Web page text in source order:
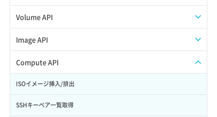
APIでVPSを作成する
API情報を確認する
Credential一覧取得
Credential作成
Credential削除
Credential詳細取得
サブユーザーからロールを紐づけ解除
Volume API
スナップショット一覧取得
スナップショット作成
スナップショット削除
スナップショット復元
Image API
ISOイメージアップロード
ISOイメージ作成
イメージ一覧取得
Compute API
ISOイメージ挿入/排出
SSHキーペア一覧取得